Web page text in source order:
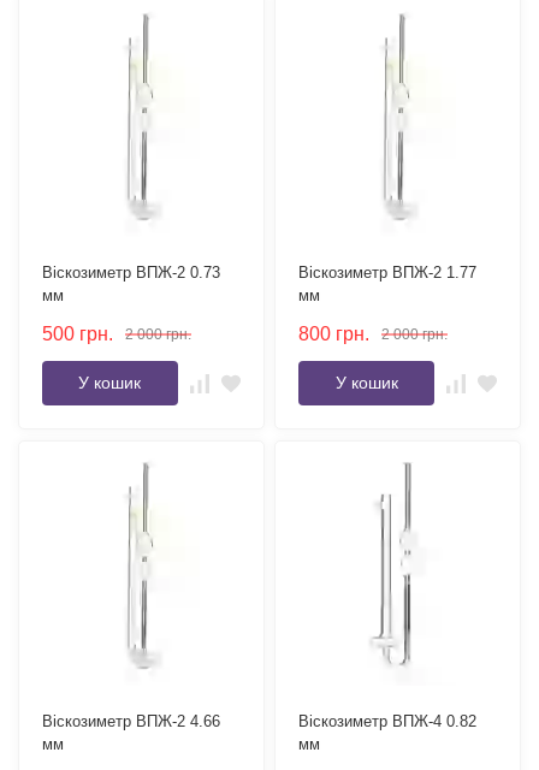
Віскозиметр ВПЖ-2 0.73
мм
500 грн. 2 000 грн.
У кошик
Віскозиметр ВПЖ-2 1.77
мм
800 грн. 2 000 грн.
У кошик
Віскозиметр ВПЖ-2 4.66
мм
Віскозиметр ВПЖ-4 0.82
мм